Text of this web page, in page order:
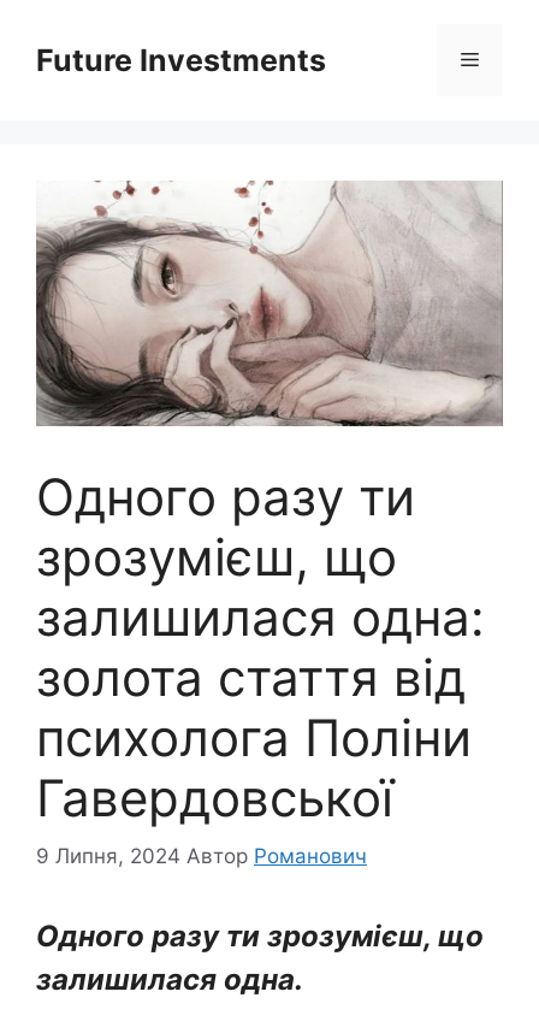
вмістуFuture Investments Меню
Одного разу ти
зрозумієш, що
залишилася одна:
золота стаття від
психолога Поліни
Гавердовської
9 Липня, 2024 Автор Романович
Одного разу ти зрозумієш, що
залишилася одна.